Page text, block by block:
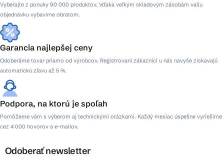
Vyberajte z ponuky 90 000 produktov. Vďaka veľkým skladovým zásobám vašu
objednávku vybavíme obratom.
Garancia najlepšej ceny
Odoberáme tovar priamo od výrobcov. Registrovaní zákazníci u nás navyše získavajú
automatickú zľavu až 5 %.
Podpora, na ktorú je spoľah
Pomôžeme vám s výberom aj technickými otázkami. Každý mesiac úspešne vyriešime
cez 4 000 hovorov a e-mailov.
Odoberať newsletter